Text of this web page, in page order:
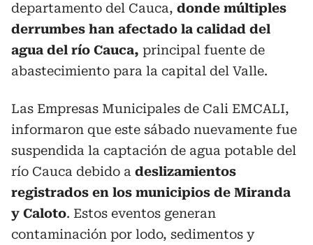
departamento del Cauca, donde múltiples
derrumbes han afectado la calidad del
agua del río Cauca, principal fuente de
abastecimiento para la capital del Valle.
Las Empresas Municipales de Cali EMCALI,
informaron que este sábado nuevamente fue
suspendida la captación de agua potable del
río Cauca debido a deslizamientos
registrados en los municipios de Miranda
y Caloto. Estos eventos generan
contaminación por lodo, sedimentos y